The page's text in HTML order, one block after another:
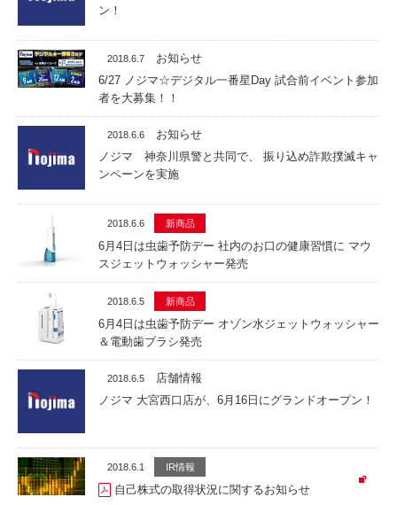
ン！
2018.6.7
お知らせ
6/27 ノジマ☆デジタル一番星Day 試合前イベント参加
者を大募集！！
2018.6.6
お知らせ
ノジマ 神奈川県警と共同で、 振り込め詐欺撲滅キャ
ンペーンを実施
2018.6.6 新商品
6月4日は虫歯予防デー 社内のお口の健康習慣に マウ
スジェットウォッシャー発売
2018.6.5 新商品
6月4日は虫歯予防デー オゾン水ジェットウォッシャー
＆電動歯ブラシ発売
2018.6.5
店舗情報
ノジマ 大宮西口店が、6月16日にグランドオープン！
2018.6.1 IR情報
自己株式の取得状況に関するお知らせ